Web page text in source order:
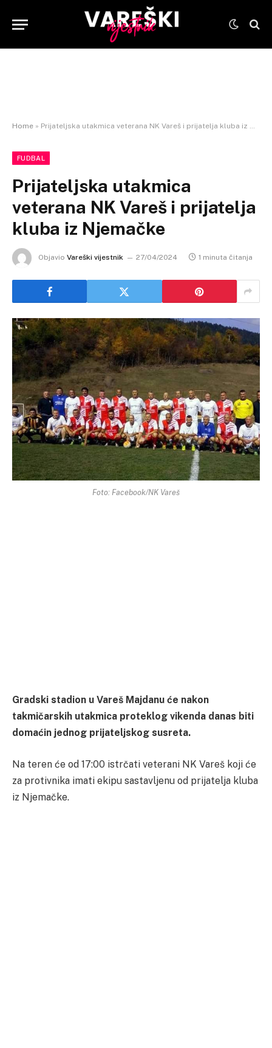
Home » Prijateljska utakmica veterana NK Vareš i prijatelja kluba iz Njemačke
FUDBAL
Prijateljska utakmica
veterana NK Vareš i prijatelja
kluba iz Njemačke
Objavio Vareški vijestnik 27/04/2024 1 minuta čitanja
Foto: Facebook/NK Vareš
Gradski stadion u Vareš Majdanu će nakon
takmičarskih utakmica proteklog vikenda danas biti
domaćin jednog prijateljskog susreta.
Na teren će od 17:00 istrčati veterani NK Vareš koji će
za protivnika imati ekipu sastavljenu od prijatelja kluba
iz Njemačke.